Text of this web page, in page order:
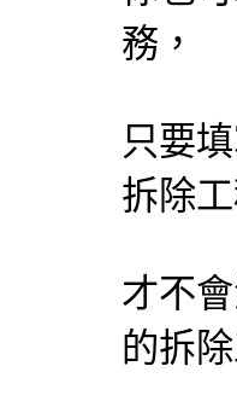
務，
只要
拆除
才不
的拆